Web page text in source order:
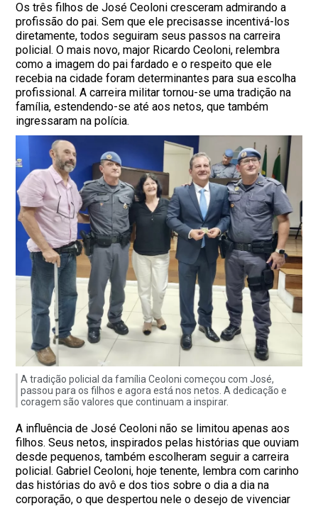
Os três filhos de José Ceoloni cresceram admirando a
profissão do pai. Sem que ele precisasse incentivá-los
diretamente, todos seguiram seus passos na carreira
policial. O mais novo, major Ricardo Ceoloni, relembra
como a imagem do pai fardado e o respeito que ele
recebia na cidade foram determinantes para sua escolha
profissional. A carreira militar tornou-se uma tradição na
família, estendendo-se até aos netos, que também
ingressaram na polícia.
A tradição policial da família Ceoloni começou com José,
passou para os filhos e agora está nos netos. A dedicação e
coragem são valores que continuam a inspirar.
A influência de José Ceoloni não se limitou apenas aos
filhos. Seus netos, inspirados pelas histórias que ouviam
desde pequenos, também escolheram seguir a carreira
policial. Gabriel Ceoloni, hoje tenente, lembra com carinho
das histórias do avô e dos tios sobre o dia a dia na
corporação, o que despertou nele o desejo de vivenciar